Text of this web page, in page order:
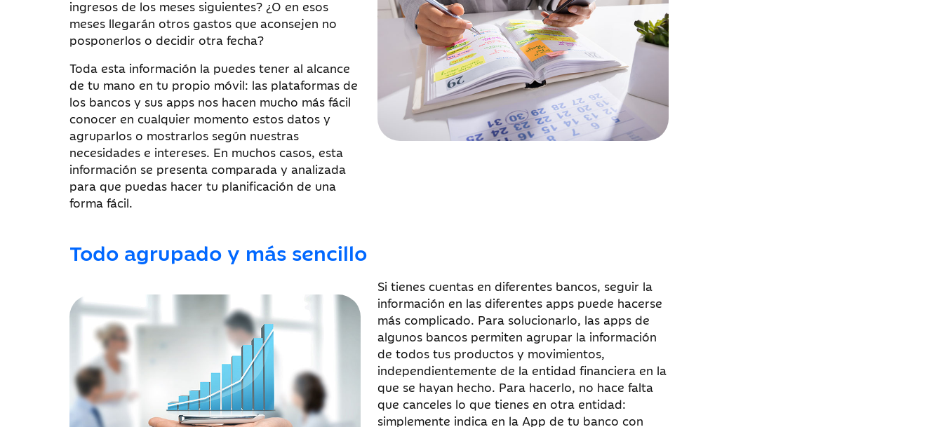
ingresos de los meses siguientes? ¿O en esos
meses llegarán otros gastos que aconsejen no
posponerlos o decidir otra fecha?
Toda esta información la puedes tener al alcance
de tu mano en tu propio móvil: las plataformas de
los bancos y sus apps nos hacen mucho más fácil
conocer en cualquier momento estos datos y
agruparlos o mostrarlos según nuestras
necesidades e intereses. En muchos casos, esta
información se presenta comparada y analizada
para que puedas hacer tu planificación de una
forma fácil.
Todo agrupado y más sencillo
Si tienes cuentas en diferentes bancos, seguir la
información en las diferentes apps puede hacerse
más complicado. Para solucionarlo, las apps de
algunos bancos permiten agrupar la información
de todos tus productos y movimientos,
independientemente de la entidad financiera en la
que se hayan hecho. Para hacerlo, no hace falta
que canceles lo que tienes en otra entidad:
simplemente indica en la App de tu banco con